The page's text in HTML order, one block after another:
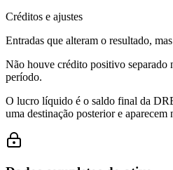
Créditos e ajustes
Entradas que alteram o resultado,
Não houve crédito positivo separado
período.
O lucro líquido é o saldo final da
uma destinação posterior e aparecem